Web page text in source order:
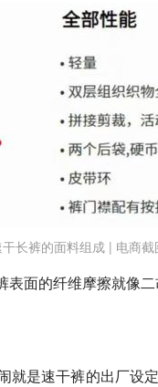
长裤的面料组成 | 电商截
面的纤维摩擦就像二
就是速干裤的出厂设